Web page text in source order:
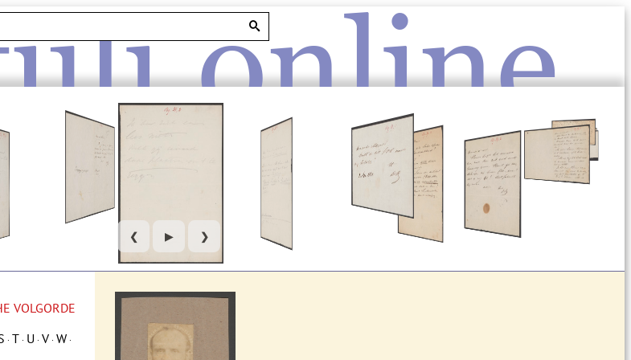
❮ ▶ ❯
VOLGORDE
· T · U ·V ·W ·